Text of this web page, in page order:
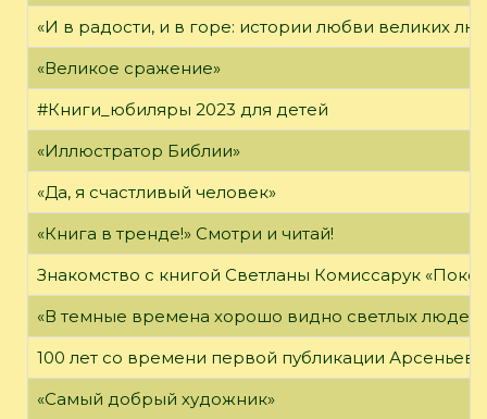
«И в радости, и в горе: истории любви великих
«Великое сражение»
#Книги_юбиляры 2023 для детей
«Иллюстратор Библии»
«Да, я счастливый человек»
«Книга в тренде!» Смотри и читай!
Знакомство с книгой Светланы Комиссарук
«В темные времена хорошо видно светлых людей»
100 лет со времени первой публикации Арсеньева
«Самый добрый художник»